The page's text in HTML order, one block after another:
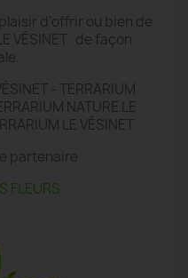
d'offrir ou bien de
VÉSINET de façon
- TERRARIUM
NATURE LE
LE VÉSINET
partenaire
FLEURS